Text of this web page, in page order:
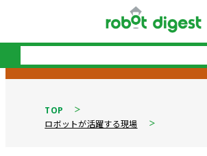
TOP
ロボットが活躍する現場